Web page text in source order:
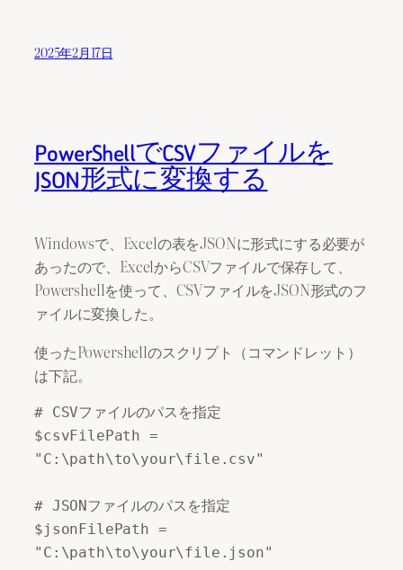
2025年2月17日
PowerShellでCSVファイルを
JSON形式に変換する
Windowsで、Excelの表をJSONに形式にする必要が
あったので、ExcelからCSVファイルで保存して、
Powershellを使って、CSVファイルをJSON形式のフ
ァイルに変換した。
使ったPowershellのスクリプト（コマンドレット）
は下記。
# CSVファイルのパスを指定
$csvFilePath =
"C:\path\to\your\file.csv"
# JSONファイルのパスを指定
$jsonFilePath =
"C:\path\to\your\file.json"